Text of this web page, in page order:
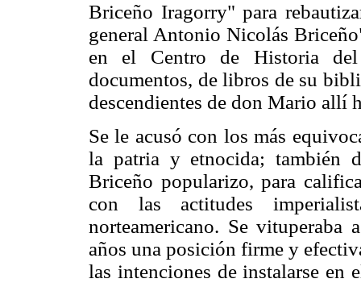
Briceño Iragorry" para
general Antonio Nicolás
en el Centro de Historia
documentos, de libros de su
descendientes de don Mario allí
Se le acusó con los más
la patria y etnocida; también
Briceño popularizo, para
con las actitudes
norteamericano. Se vituperaba
años una posición firme y
las intenciones de instalarse en